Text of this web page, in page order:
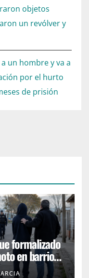
objetos
un revólver y
un hombre y va a
por el hurto
de prisión
formalizado
en barrio